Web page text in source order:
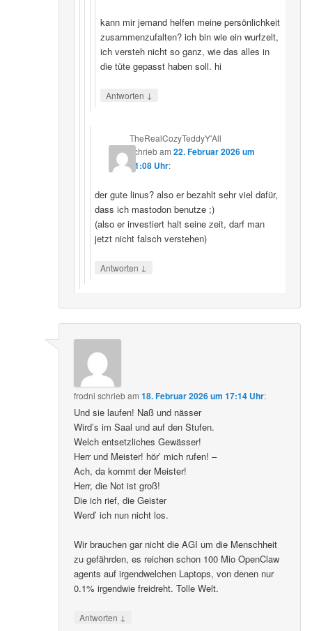
kann mir jemand helfen meine persönlichkeit
zusammenzufalten? ich bin wie ein wurfzelt,
ich versteh nicht so ganz, wie das alles in
die tüte gepasst haben soll. hi
Antworten ↓
TheRealCozyTeddyY'All
schriebam22. Februar 2026 um
21:08 Uhr:
der gute linus? also er bezahlt sehr viel dafür,
dass ich mastodon benutze ;)
(also er investiert halt seine zeit, darf man
jetzt nicht falsch verstehen)
Antworten ↓
frodni schriebam18. Februar 2026 um 17:14 Uhr:
Und sie laufen! Naß und nässer
Wird’s im Saal und auf den Stufen.
Welch entsetzliches Gewässer!
Herr und Meister! hör’ mich rufen! –
Ach, da kommt der Meister!
Herr, die Not ist groß!
Die ich rief, die Geister
Werd’ ich nun nicht los.
Wir brauchen gar nicht die AGI um die Menschheit
zu gefährden, es reichen schon 100 Mio OpenClaw
agents auf irgendwelchen Laptops, von denen nur
0.1% irgendwie freidreht. Tolle Welt.
Antworten ↓